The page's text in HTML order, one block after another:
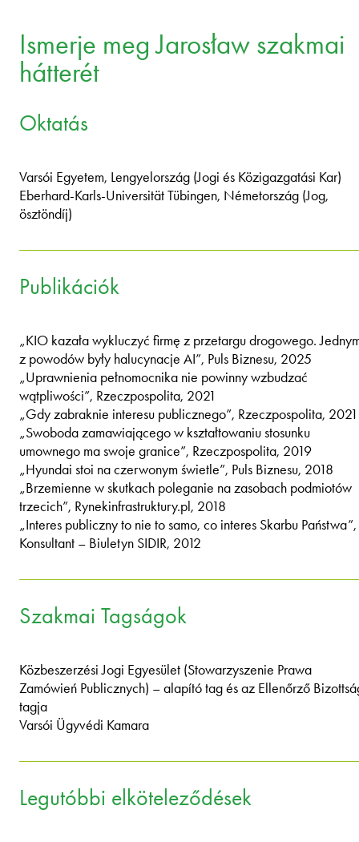
Ismerje meg Jarosław szakmai
hátterét
Oktatás
Varsói Egyetem, Lengyelország (Jogi és Közigazgatási Kar)
Eberhard-Karls-Universität Tübingen, Németország (Jog,
ösztöndíj)
Publikációk
„KIO kazała wykluczyć firmę z przetargu drogowego.
z powodów były halucynacje AI”, Puls Biznesu, 2025
„Uprawnienia pełnomocnika nie powinny wzbudzać
wątpliwości”, Rzeczpospolita, 2021
„Gdy zabraknie interesu publicznego”, Rzeczpospolita, 2021
„Swoboda zamawiającego w kształtowaniu stosunku
umownego ma swoje granice”, Rzeczpospolita, 2019
„Hyundai stoi na czerwonym świetle”, Puls Biznesu, 2018
„Brzemienne w skutkach poleganie na zasobach podmiotów
trzecich”, Rynekinfrastruktury.pl, 2018
„Interes publiczny to nie to samo, co interes Skarbu Państwa”,
Konsultant – Biuletyn SIDIR, 2012
Szakmai Tagságok
Közbeszerzési Jogi Egyesület (Stowarzyszenie Prawa
Zamówień Publicznych) – alapító tag és az Ellenőrző
tagja
Varsói Ügyvédi Kamara
Legutóbbi elköteleződések